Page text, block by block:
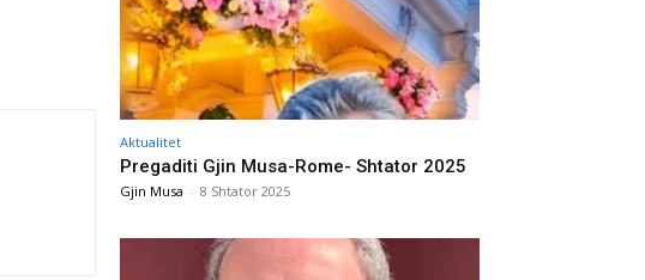
Aktualitet
Pregaditi Gjin Musa-Rome- Shtator 2025
Gjin Musa - 8 Shtator 2025